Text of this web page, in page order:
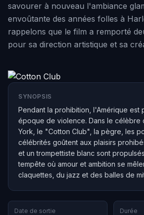
savourer à nouveau l'ambiance
envoûtante des années folles à
rappelons que le film a remporté
pour sa direction artistique et sa
SYNOPSIS
Pendant la prohibition, l'Amérique est
époque de violence. Dans le célèbre
York, le "Cotton Club", la pègre, les
célébrités goûtent aux plaisirs
et un trompettiste blanc sont
tempête où amour et ambition se
claquettes, du jazz et des balles de
Date de sortie Durée